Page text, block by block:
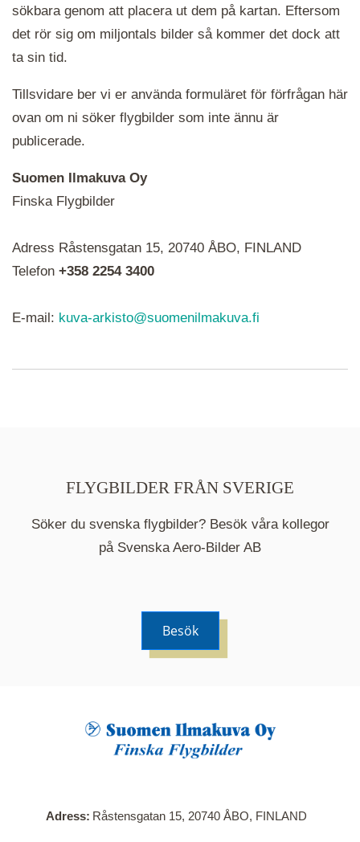
ikoner är det en serie i varje. Utplacerade bilder
syns som nålar istället.
När du klickar på en serie så öppnas en ny flik.
Här visas en karta över bilder med kända
sökbara genom att placera ut dem på kartan. Eftersom
det rör sig om miljontals bilder så kommer det dock att
ta sin tid.
Tillsvidare ber vi er använda formuläret för förfrågan här
ovan om ni söker flygbilder som inte ännu är
publicerade.
Suomen Ilmakuva Oy
Finska Flygbilder
Adress Råstensgatan 15, 20740 ÅBO, FINLAND
Telefon +358 2254 3400
E-mail: kuva-arkisto@suomenilmakuva.fi
FLYGBILDER FRÅN SVERIGE
Söker du svenska flygbilder? Besök våra kollegor
på Svenska Aero-Bilder AB
Besök
Adress Råstensgatan 15, 20740 ÅBO, FINLAND